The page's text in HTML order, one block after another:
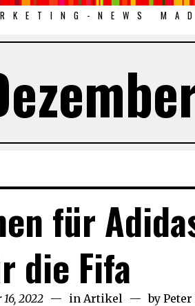
NEWS
für
die Fifa
2022Dezember
in Artikel by Peter